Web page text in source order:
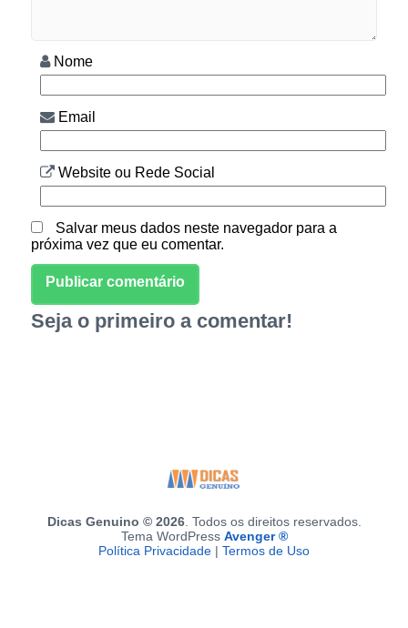
Nome
Email
Website ou Rede Social
Salvar meus dados neste navegador para a
próxima vez que eu comentar.
Seja o primeiro a comentar!
Dicas Genuino © 2026. Todos os direitos reservados.
Tema WordPress Avenger ®
Política Privacidade | Termos de Uso